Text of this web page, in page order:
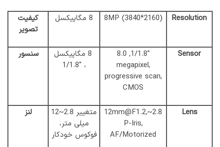
Resolution
8MP (3840*2160) 8 مگاپیکسل
کیفیت
تصویر
Sensor
1/1.8″, 8.0
megapixel,
progressive scan,
CMOS
8 مگاپیکسل
، 1/1.8″
سنسور
Lens
2.8~12mm@F1.2,
P-Iris,
AF/Motorized
متغییر 2.8~12
میلی متر،
فوکوس خودکار
لنز